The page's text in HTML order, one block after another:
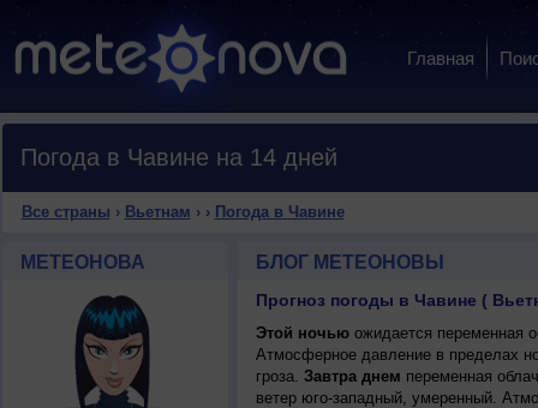
Главная
Погода в Чавине на 14 дней
Все страны › Вьетнам › › Погода в Чавине
МЕТЕОНОВА БЛОГ МЕТЕОНОВЫ
Прогноз погоды в Чавине (
Этой ночьюожидается переменная
Атмосферное давление в пределах
гроза. Завтра днем переменная
ветер юго-западный, умеренный.